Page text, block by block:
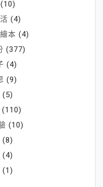
(10)
(4)
本 (4)
(377)
(4)
(9)
(5)
(110)
(10)
(8)
(4)
(1)